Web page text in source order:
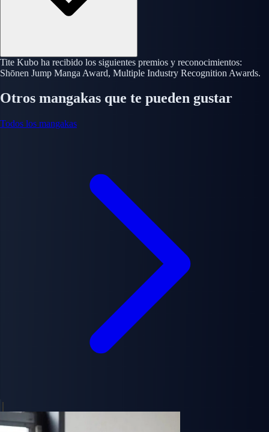
Tite Kubo ha recibido los siguientes premios y reconocimientos:
Shōnen Jump Manga Award, Multiple Industry Recognition Awards.
Otros mangakas que te pueden gustar
Todos los mangakas